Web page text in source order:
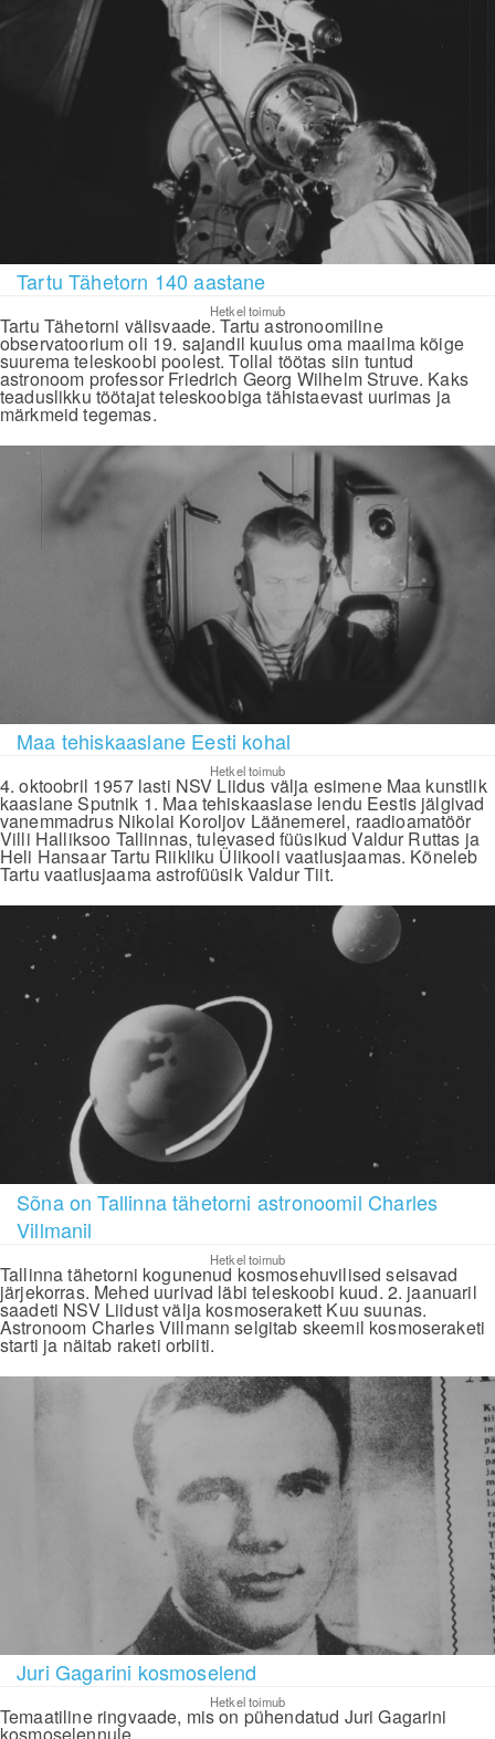
Tartu Tähetorn 140 aastane
Hetkel toimub
Tartu Tähetorni välisvaade. Tartu astronoomiline
observatoorium oli 19. sajandil kuulus oma maailma kõige
suurema teleskoobi poolest. Tollal töötas siin tuntud
astronoom professor Friedrich Georg Wilhelm Struve. Kaks
teaduslikku töötajat teleskoobiga tähistaevast uurimas ja
märkmeid tegemas.
Maa tehiskaaslane Eesti kohal
Hetkel toimub
4. oktoobril 1957 lasti NSV Liidus välja esimene Maa kunstlik
kaaslane Sputnik 1. Maa tehiskaaslase lendu Eestis jälgivad
vanemmadrus Nikolai Koroljov Läänemerel, raadioamatöör
Villi Halliksoo Tallinnas, tulevased füüsikud Valdur Ruttas ja
Heli Hansaar Tartu Riikliku Ülikooli vaatlusjaamas. Kõneleb
Tartu vaatlusjaama astrofüüsik Valdur Tiit.
Sõna on Tallinna tähetorni astronoomil Charles
Villmanil
Hetkel toimub
Tallinna tähetorni kogunenud kosmosehuvilised seisavad
järjekorras. Mehed uurivad läbi teleskoobi kuud. 2. jaanuaril
saadeti NSV Liidust välja kosmoserakett Kuu suunas.
Astronoom Charles Villmann selgitab skeemil kosmoseraketi
starti ja näitab raketi orbiiti.
Juri Gagarini kosmoselend
Hetkel toimub
Temaatiline ringvaade, mis on pühendatud Juri Gagarini
kosmoselennule.